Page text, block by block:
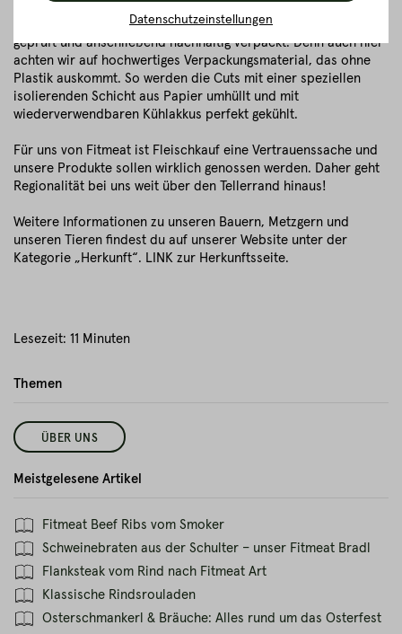
Themen
ÜBER UNS
Meistgelesene Artikel
Fitmeat Beef Ribs vom Smoker
Schweinebraten aus der Schulter – unser Fitmeat Bradl
Flanksteak vom Rind nach Fitmeat Art
Klassische Rindsrouladen
Osterschmankerl & Bräuche: Alles rund um das Osterfest
Lesezeit: 11 Minuten
Die frischen Cuts werden von uns nochmals auf Qualität
geprüft und anschließend nachhaltig verpackt. Denn auch hier
achten wir auf hochwertiges Verpackungsmaterial, das ohne
Plastik auskommt. So werden die Cuts mit einer speziellen
isolierenden Schicht aus Papier umhüllt und mit
wiederverwendbaren Kühlakkus perfekt gekühlt.
Für uns von Fitmeat ist Fleischkauf eine Vertrauenssache und
unsere Produkte sollen wirklich genossen werden. Daher geht
Regionalität bei uns weit über den Tellerrand hinaus!
Weitere Informationen zu unseren Bauern, Metzgern und
unseren Tieren findest du auf unserer Website unter der
Kategorie „Herkunft“. LINK zur Herkunftsseite.
Datenschutzeinstellungen